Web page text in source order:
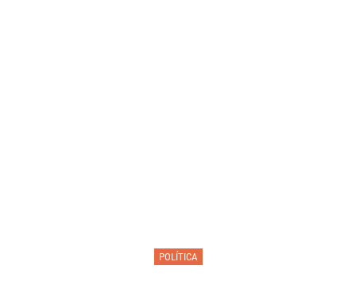
POLÍTICA